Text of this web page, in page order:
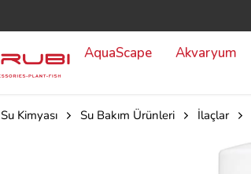
AquaScape Akvaryum
Su Kimyası Su Bakım Ürünleri İlaçlar